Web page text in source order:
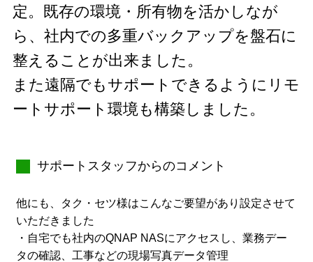
定。既存の環境・所有物を活かしなが
ら、社内での多重バックアップを盤石に
整えることが出来ました。
また遠隔でもサポートできるようにリモ
ートサポート環境も構築しました。
サポートスタッフからのコメント
他にも、タク・セツ様はこんなご要望があり設定させて
いただきました
・自宅でも社内のQNAP NASにアクセスし、業務デー
タの確認、工事などの現場写真データ管理